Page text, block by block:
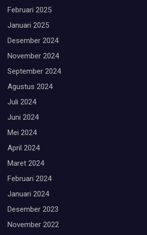
Februari 2025
Januari 2025
Desember 2024
November 2024
September 2024
Agustus 2024
Juli 2024
Juni 2024
Mei 2024
April 2024
Maret 2024
Februari 2024
Januari 2024
Desember 2023
November 2022